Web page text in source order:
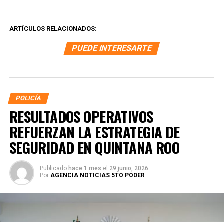
ARTÍCULOS RELACIONADOS:
PUEDE INTERESARTE
POLICÍA
RESULTADOS OPERATIVOS
REFUERZAN LA ESTRATEGIA DE
SEGURIDAD EN QUINTANA ROO
Publicado hace 1 mes el 29 junio, 2026
Por AGENCIA NOTICIAS 5TO PODER